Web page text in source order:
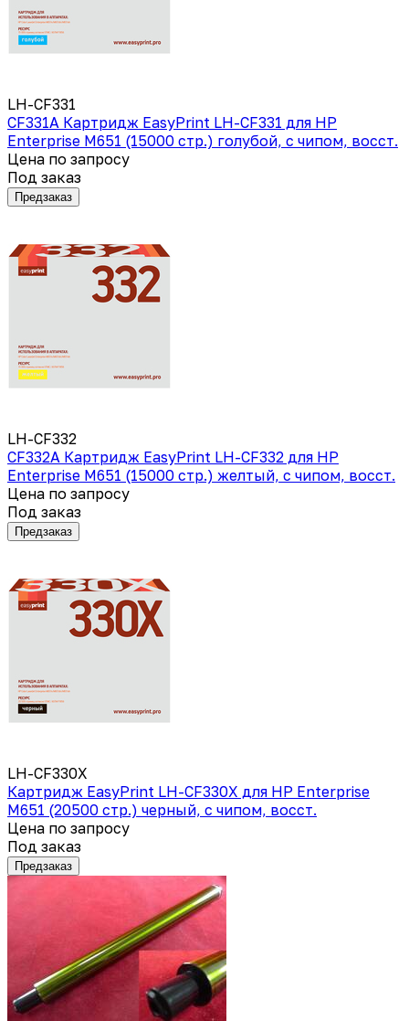
LH-CF331
CF331A Картридж EasyPrint LH-CF331 для HP
Enterprise M651 (15000 стр.) голубой, с чипом, восст.
Цена по запросу
Под заказ
Предзаказ
LH-CF332
CF332A Картридж EasyPrint LH-CF332 для HP
Enterprise M651 (15000 стр.) желтый, с чипом, восст.
Цена по запросу
Под заказ
Предзаказ
LH-CF330X
Картридж EasyPrint LH-CF330X для HP Enterprise
M651 (20500 стр.) черный, с чипом, восст.
Цена по запросу
Под заказ
Предзаказ